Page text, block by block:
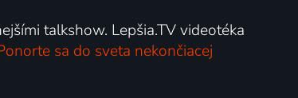
talkshow. Lepšia.TV videotéka
sa do sveta nekončiacej